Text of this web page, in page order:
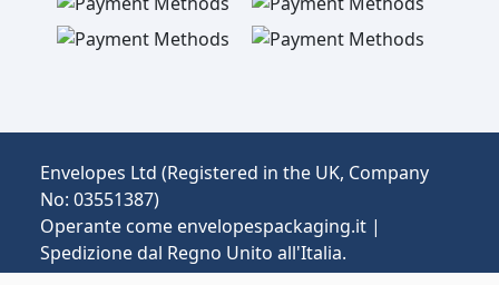
Envelopes Ltd (Registered in the UK, Company
No: 03551387)
Operante come envelopespackaging.it |
Spedizione dal Regno Unito all'Italia.
Prezzi in EUR | Dazi e IVA possono essere